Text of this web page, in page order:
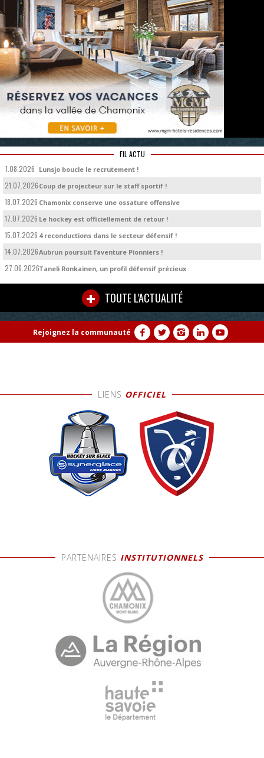
FIL ACTU
1.08.2026 Lunsjo boucle le recrutement !
21.07.2026 Coup de projecteur sur le staff sportif !
18.07.2026 Chamonix conserve une ossature offensive
17.07.2026 Le hockey est officiellement de retour !
15.07.2026 4 reconductions dans le secteur défensif !
14.07.2026Aubrun poursuit l’aventure Pionniers !
27.06.2026Taneli Ronkainen, un profil défensif précieux
TOUTE L'ACTUALITÉ
Rejoignez la communauté
LIENS OFFICIEL
PARTENAIRES INSTITUTIONNELS